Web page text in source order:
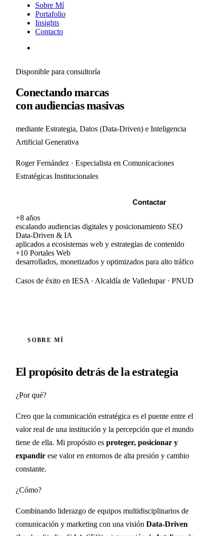
Sobre Mí
Portafolio
Insights
Contacto
Disponible para consultoría
Conectando marcas
con audiencias masivas
mediante Estrategia, Datos (Data-Driven) e Inteligencia
Artificial Generativa
Roger Fernández · Especialista en Comunicaciones
Estratégicas Institucionales
Contactar
+8 años
escalando audiencias digitales y posicionamiento SEO
Data-Driven & IA
aplicados a ecosistemas web y estrategias de contenido
+10 Portales Web
desarrollados, monetizados y optimizados para alto tráfico
Casos de éxito en IESA · Alcaldía de Valledupar· PNUD
SOBRE MÍ
El propósito detrás de la estrategia
¿Por qué?
Creo que la comunicación estratégica es el puente entre el
valor real de una institución y la percepción que el mundo
tiene de ella. Mi propósito es proteger, posicionar y
expandir ese valor en entornos de alta presión y cambio
constante.
¿Cómo?
Combinando liderazgo de equipos multidisciplinarios de
comunicación y marketing con una visión Data-Driven